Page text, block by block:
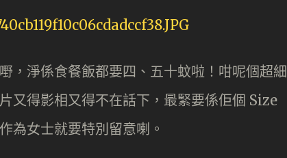
，淨係食餐飯都要四、五十蚊啦！咁呢個超細
又得影相又得不在話下，最緊要係佢個 Size
為女士就要特別留意喇。